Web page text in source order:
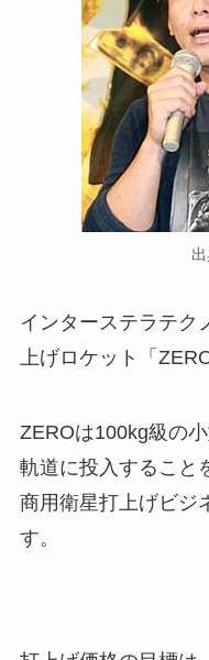
出
インターステラテク
上げロケット「
ZEROは100kg級の
軌道に投入すること
商用衛星打上げビジ
す。